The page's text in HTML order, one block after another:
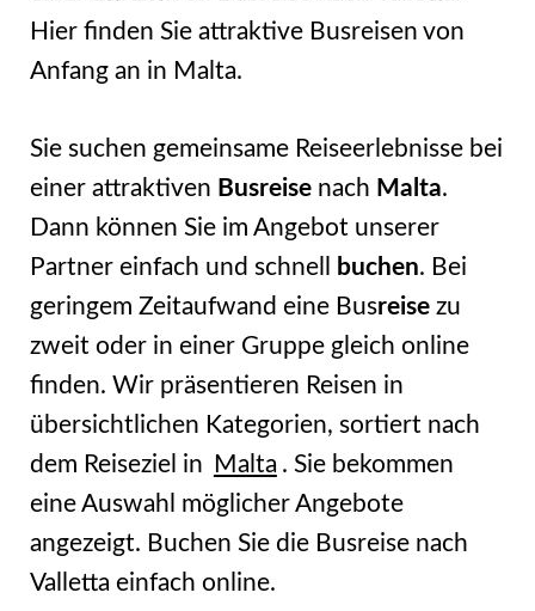
Hier finden Sie attraktive Busreisen von
Anfang an in Malta.
Sie suchen gemeinsame Reiseerlebnisse bei
einer attraktiven Busreise nach Malta.
Dann können Sie im Angebot unserer
Partner einfach und schnell
buchen. Bei
geringem Zeitaufwand eine Busreisezu
zweit oder in einer Gruppe gleich online
finden. Wir präsentieren Reisen in
übersichtlichen Kategorien, sortiert nach
dem Reiseziel in
Malta . Sie bekommen
eine Auswahl möglicher Angebote
angezeigt. Buchen Sie die Busreise nach
Valletta einfach online.